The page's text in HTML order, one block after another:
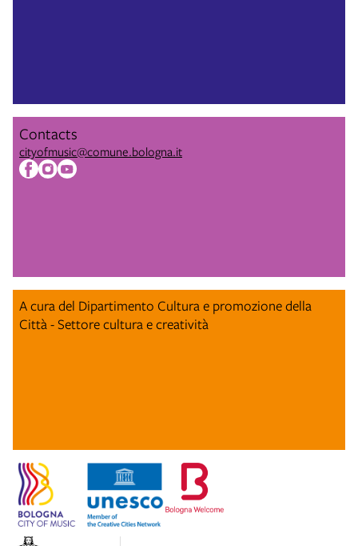
Contacts
cityofmusic@comune.bologna.it
A cura del Dipartimento Cultura e promozione della
Città - Settore cultura e creatività